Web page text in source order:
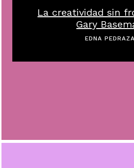
La creatividad sin
Gary
EDNA PEDRAZA